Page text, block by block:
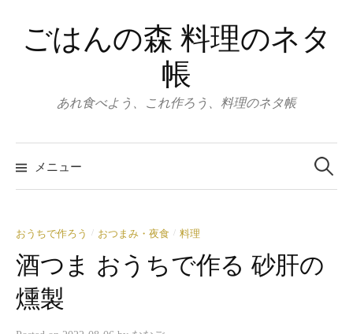
テごはんの森 料理のネタ
帳
あれ食べよう、これ作ろう、料理のネタ帳
メニュー
検
索:
おうちで作ろう / おつまみ・夜食 / 料理
酒つま おうちで作る 砂肝の
燻製